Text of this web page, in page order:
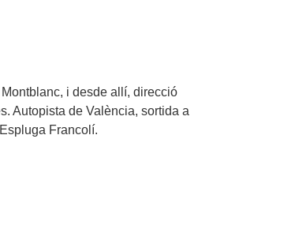
i desde allí, direcció
Autopista de València, sortida a
Francolí.